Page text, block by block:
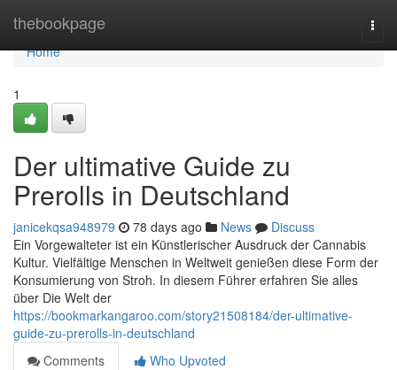
thebookpage
Home
Home
1
Der ultimative Guide zu
Prerolls in Deutschland
janicekqsa948979 78 days ago News
Discuss
Ein Vorgewalteter ist ein Künstlerischer Ausdruck der Cannabis
Kultur. Vielfältige Menschen in Weltweit genießen diese Form der
Konsumierung von Stroh. In diesem Führer erfahren Sie alles
über Die Welt der
https://bookmarkangaroo.com/story21508184/der-ultimative-
guide-zu-prerolls-in-deutschland
Comments
Who Upvoted